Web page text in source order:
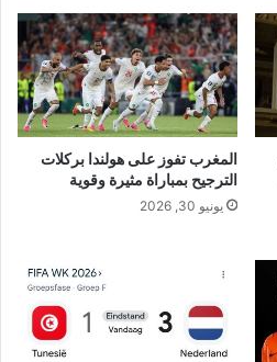
المغرب تفوز على هولندا بركلات
الترجيح بمباراة مثيرة وقوية
يونيو 30, 2026